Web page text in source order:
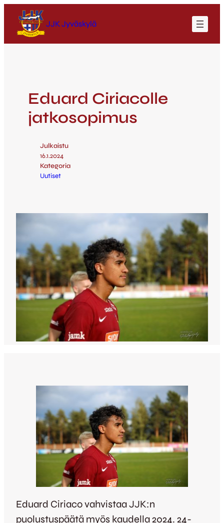
JJK Jyväskylä
Eduard Ciriacolle
jatkosopimus
Julkaistu
16.1.2024
Kategoria
Uutiset
Eduard Ciriaco vahvistaa JJK:n
puolustuspäätä myös kaudella 2024. 24-